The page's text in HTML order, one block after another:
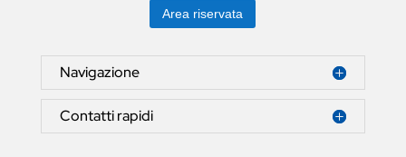
Area riservata
Navigazione
Contatti rapidi